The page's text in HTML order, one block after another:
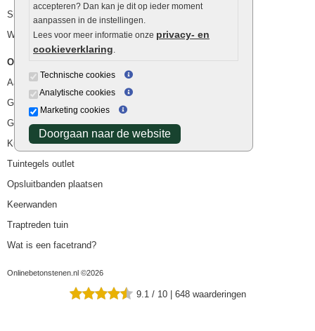
accepteren? Dan kan je dit op ieder moment
aanpassen in de instellingen.
Lees voor meer informatie onze privacy- en
cookieverklaring
Technische cookies
Analytische cookies
Marketing cookies
Doorgaan naar de website
Siergrind en siersplit
Waterafvoer
Overig
Aanbiedingen
Goedkope bestrating
Goedkope tuintegels
Kunstgras
Tuintegels outlet
Opsluitbanden plaatsen
Keerwanden
Traptreden tuin
Wat is een facetrand?
Onlinebetonstenen.nl ©2026
9.1 / 10 | 648 waarderingen